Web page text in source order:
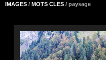
IMAGES / MOTS CLES / paysage